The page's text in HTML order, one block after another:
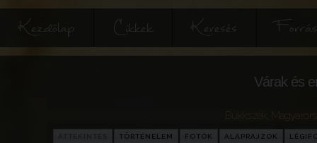
Kezdőlap Cikkek Keresés
Várak és
Bükkszék
TÖRTÉNELEM FOTÓK ALAPRAJZOK